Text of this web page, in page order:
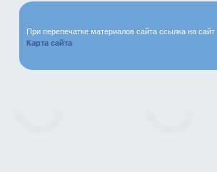
При перепечатке материалов сайта ссылка на сайт
Карта сайта